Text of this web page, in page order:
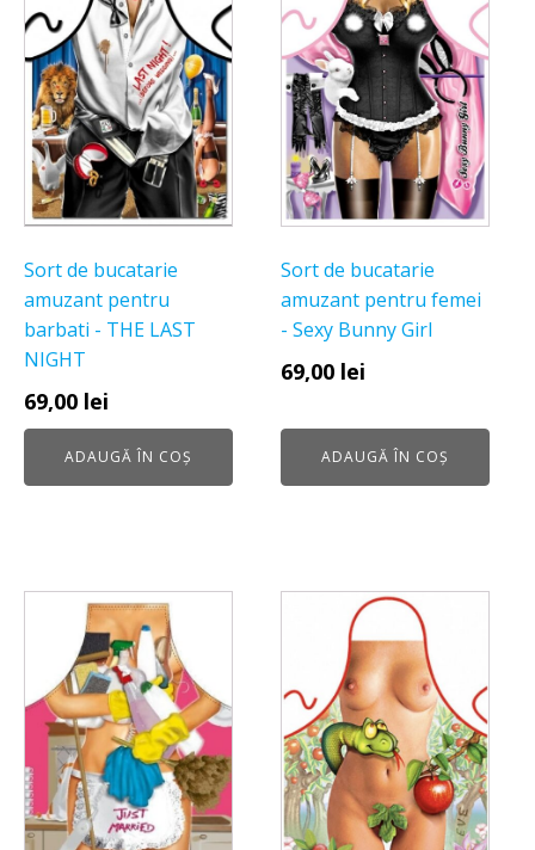
Sort de bucatarie
amuzant pentru
barbati - THE LAST
NIGHT
69,00 lei
ADAUGĂ ÎN COȘ
Sort de bucatarie
amuzant pentru femei
- Sexy Bunny Girl
69,00 lei
ADAUGĂ ÎN COȘ